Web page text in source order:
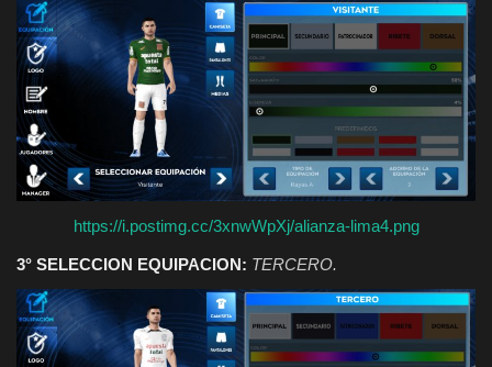
https://i.postimg.cc/3xnwWpXj/alianza-lima4.png
3° SELECCION EQUIPACION: TERCERO.